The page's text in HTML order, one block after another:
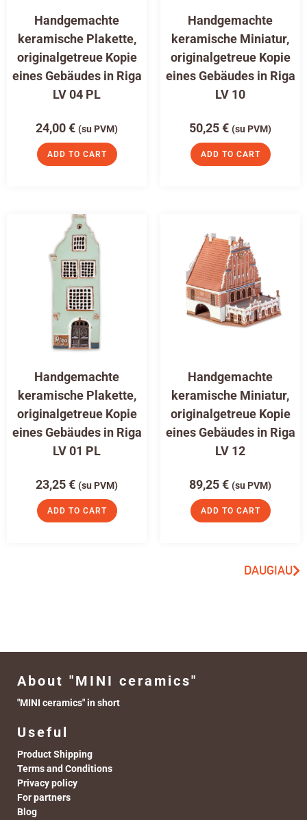
Handgemachte
keramische Plakette,
originalgetreue Kopie
eines Gebäudes in Riga
LV 04 PL
24,00€ (su PVM)
ADD TO CART
Handgemachte
keramische Miniatur,
originalgetreue Kopie
eines Gebäudes in Riga
LV 10
50,25€ (su PVM)
ADD TO CART
Handgemachte
keramische Plakette,
originalgetreue Kopie
eines Gebäudes in Riga
LV 01 PL
23,25€ (su PVM)
ADD TO CART
Handgemachte
keramische Miniatur,
originalgetreue Kopie
eines Gebäudes in Riga
LV 12
89,25€ (su PVM)
ADD TO CART
DAUGIAU
About "MINI ceramics"
"MINI ceramics" in short
Useful
Product Shipping
Terms and Conditions
Privacy policy
For partners
Blog